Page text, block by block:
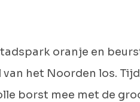
oranje en
het Noorden los.
borst mee met de